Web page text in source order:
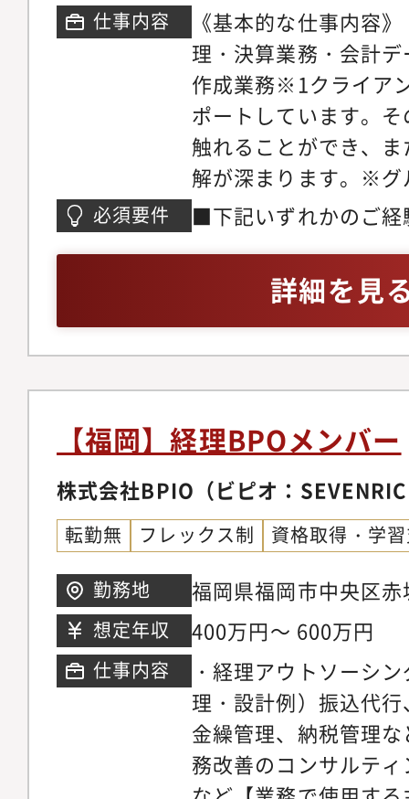
も経験可能です。キ
アップできる環境を
長中のベンチャー・
計支援・1クライアン
ポートする体制があ
ア成長、クライアン
ことができます・特
す・ただ、会計税務
く、融資・補助金の
与できます◆セブンリ
営支援ができる・会
務、経理BPO/DX支援
ンス、弁護士...のバ
ループで支援できま
コンサル、マーケテ
出資（VC機能）など
も可能です・「目の
る」を根幹の想いと
常に風通しのいい社
じで各人のキャリア
し、応援する環境で
で若い組織です。新
ランの方にもご入社
仕事内容
《基本的な仕事内容
理・決算業務・会計
作成業務※1クライア
ポートしています。
触れることができ、
解が深まります。※グ
の人を幸せにし続け
繰りに課題があると
ス」を、経営者が振
いるときは、「経理
た、バックオフィス
ループ事業により、
には経営者、従業員
ムやクリニックを通
【業務で使用する主
会計・達人・チャッ
messenger、Zoom
必須要件
■下記いずれかのご経
業会社での経理経験2
詳細を見
【福岡】経理BPOメンバー
株式会社BPIO（ビピオ：
転勤無 フレックス制 資格取得・学
勤務地
福岡県福岡市中央区
5階
想定年収 400万円～ 600万円
仕事内容
・経理アウトソーシ
理・設計例）振込代
金繰管理、納税管理
務改善のコンサルテ